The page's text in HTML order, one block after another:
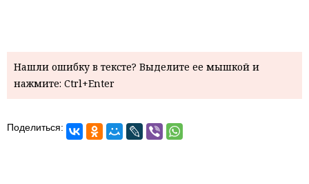
Нашли ошибку в тексте? Выделите ее мышкой и
нажмите: Ctrl+Enter
Поделиться: